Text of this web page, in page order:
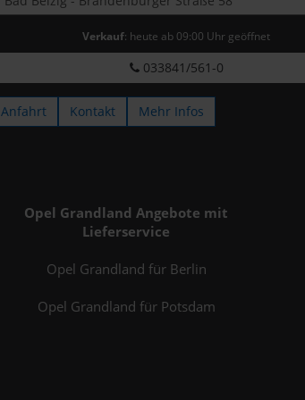
Verkauf: heute ab 09:00 Uhr geöffnet
033841/561-0
Anfahrt Kontakt Mehr Infos
Opel Grandland Angebote mit
Lieferservice
Opel Grandland für Berlin
Opel Grandland für Potsdam